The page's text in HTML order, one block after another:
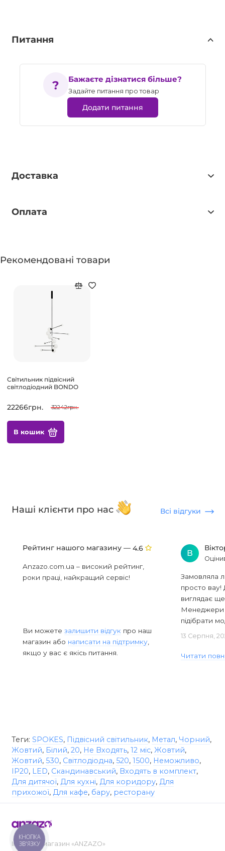
Питання
Бажаєте дізнатися більше?
Задайте питання про товар
Додати питання
Доставка
Оплата
Рекомендовані товари
Світильник підвісний
світлодіодний BONDO
22266грн. 32242грн.
В кошик
Наші клієнти про нас Всі відгуки
Рейтинг нашого магазину — 4.6
Anzazo.com.ua – високий рейтинг,
роки праці, найкращий сервіс!
Ви можете залишити відгук про наш
магазин або написати на підтримку
якщо у вас є якісь питання.
В
Замовляла
просто вау!
виглядає
Менеджери
підібрати
13 Серпня,
Читати
Теги: SPOKES, Підвісний світильник, Метал, Чорний,
Жовтий, Білий, 20, Не Входять, 12 міс, Жовтий,
Жовтий, 530, Світлодіодна, 520, 1500, Неможливо,
IP20, LED, Скандинавський, Входять в комплект,
Для дитячої, Для кухні, Для коридору, Для
прихожої, Для кафе, бару, ресторану
Інтернет-магазин «ANZAZO»
КНОПКА
ЗВ'ЯЗКУ